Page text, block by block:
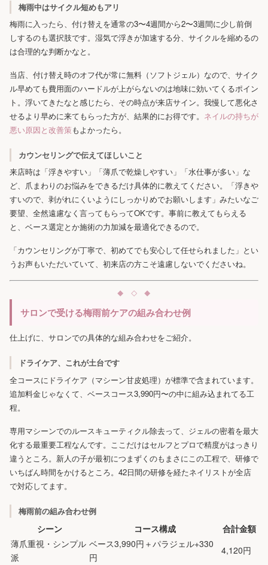
梅雨中はサイクル短めもアリ
梅雨に入ったら、付け替えを通常の3〜4週間から2〜3週間に少し前倒
しするのも選択肢です。湿気で浮きが加速する分、サイクルを縮めるの
は合理的な判断かなと。
当店、付け替え時のオフ代が常に無料（ソフトジェル）なので、サイク
ル早めても費用面のハードルが上がらないのは地味に効いてくるポイン
ト。浮いてきたなと感じたら、その時点が来店サイン。我慢して悪化さ
せるより早めに来てもらった方が、結果的にお得です。 ネイルの持ちが
悪い原因と改善策もよかったら。
カウンセリングで伝えてほしいこと
来店時は「浮きやすい」「薄爪で乾燥しやすい」「水仕事が多い」な
ど、爪まわりのお悩みをできるだけ具体的に教えてください。「浮きや
すいので、剥がれにくいようにしっかりめでお願いします」みたいなご
要望、全然遠慮なく言ってもらってOKです。事前に教えてもらえる
と、ベース選定とか施術の力加減を最適化できるので。
「カウンセリングが丁寧で、初めてでも安心して任せられました」とい
うお声もいただいていて、初来店の方こそ遠慮しないでくださいね。
サロンで受ける梅雨前ケアの組み合わせ例
仕上げに、サロンでの具体的な組み合わせをご紹介。
ドライケア、これが土台です
全コースにドライケア（マシーン甘皮処理）が標準で含まれています。
追加料金じゃなくて、ベースコース3,990円〜の中に組み込まれてる工
程。
専用マシーンでのルースキューティクル除去って、ジェルの密着を最大
化する最重要工程なんです。ここだけはセルフとプロで精度がはっきり
違うところ。新人の子が最初につまずくのもまさにこの工程で、研修で
いちばん時間をかけるところ。42日間の研修を経たネイリストが全店
で対応してます。
梅雨前の組み合わせ例
シーン コース構成
合計金額
薄爪重視・シンプル
派
ベース3,990円＋パラジェル+330
円
4,120円